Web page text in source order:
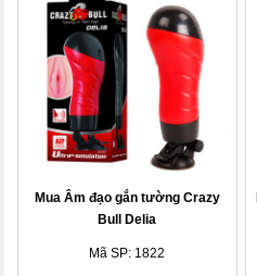
Mua Âm đạo gắn tường Crazy
Bull Delia
Mã SP: 1822